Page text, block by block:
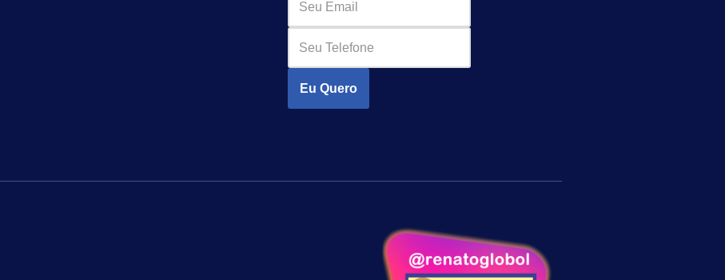
Eu Quero